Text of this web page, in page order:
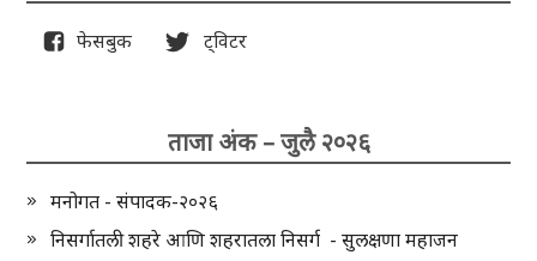
फेसबुक ट्विटर
ताजा अंक – जुलै २०२६
मनोगत - संपादक-२०२६
निसर्गातली शहरे आणि शहरातला निसर्ग - सुलक्षणा महाजन